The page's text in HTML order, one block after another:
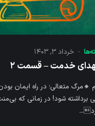
خرداد ۳, ۱۴۰۳
خدمت – قسمت ۲
متعالی؛ در راه ایمان
برداشته شود! در زمانی که